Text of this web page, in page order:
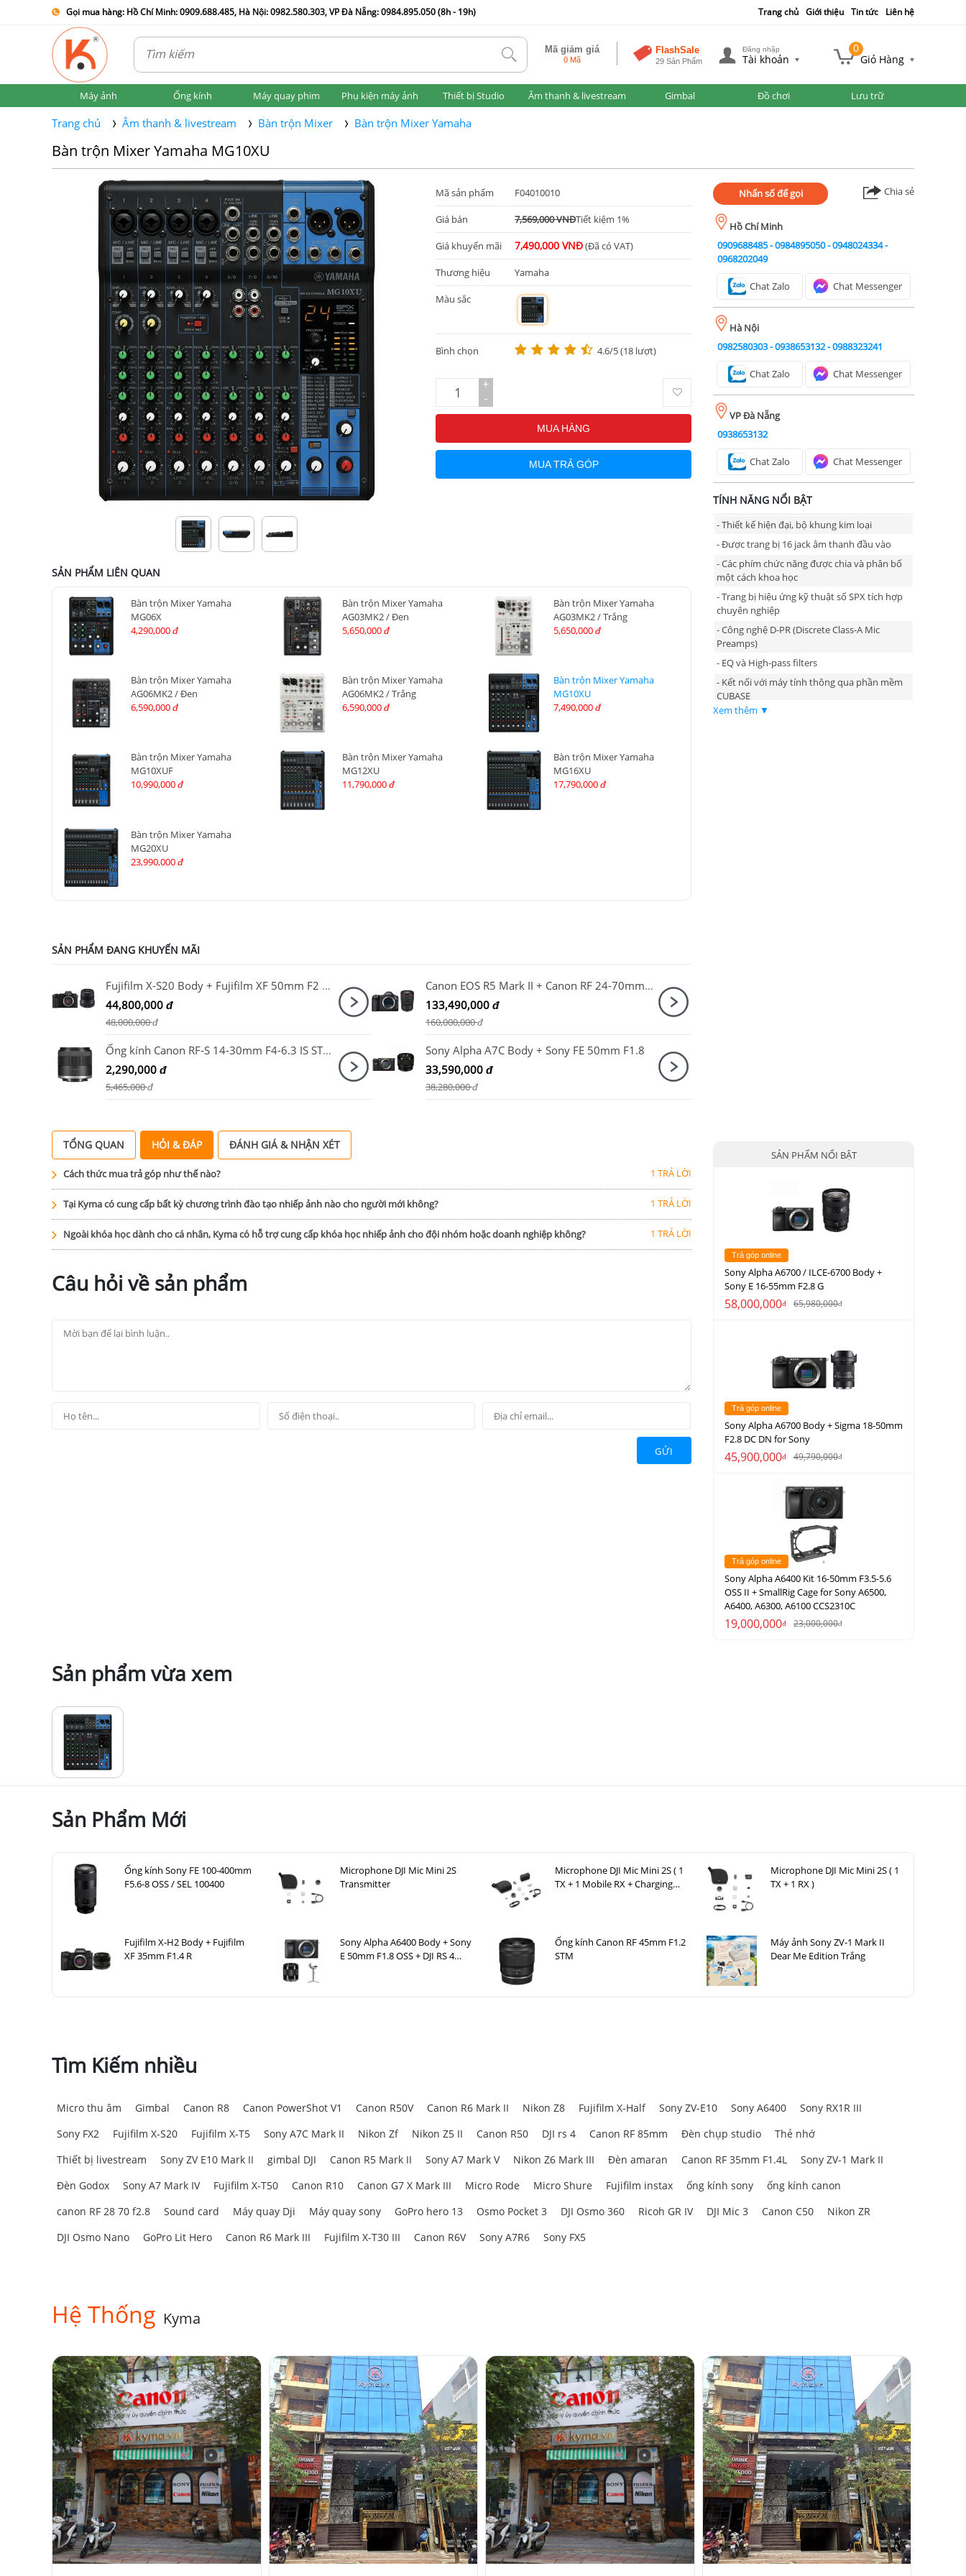
Gọi mua hàng: Hồ Chí Minh: 0909.688.485, Hà Nội: 0982.580.303, VP Đà Nẵng: 0984.895.050 (8h - 19h) Trang chủ Giới thiệu Tin tức Liên hệ
tlk Mã giảm giá
0 Mã
FlashSale
29 Sản Phẩm
Đăng nhập
Tài khoản
0
Giỏ Hàng
Máy ảnh Ống kính Máy quay phim Phụ kiện máy ảnh Thiết bị Studio Âm thanh & livestream Gimbal Đồ chơi Lưu trữ
Trang chủ Âm thanh & livestream Bàn trộn Mixer Bàn trộn Mixer Yamaha
Bàn trộn Mixer Yamaha MG10XU
Mã sản phẩm F04010010
Giá bán 7,569,000 VNĐTiết kiệm 1%
Giá khuyến mãi 7,490,000 VNĐ(Đã có VAT)
Thương hiệu Yamaha
Màu sắc
m
Bình chọn 4.6/5 (18 lượt)
+
-
MUA HÀNG
MUA TRẢ GÓP
SẢN PHẨM LIÊN QUAN
Bàn trộn Mixer Yamaha
MG06X
4,290,000 đ
Bàn trộn Mixer Yamaha
AG03MK2 / Đen
5,650,000 đ
Bàn trộn Mixer Yamaha
AG03MK2 / Trắng
5,650,000 đ
Bàn trộn Mixer Yamaha
AG06MK2 / Đen
6,590,000 đ
Bàn trộn Mixer Yamaha
AG06MK2 / Trắng
6,590,000 đ
Bàn trộn Mixer Yamaha
MG10XU
7,490,000 đ
Bàn trộn Mixer Yamaha
MG10XUF
10,990,000 đ
Bàn trộn Mixer Yamaha
MG12XU
11,790,000 đ
Bàn trộn Mixer Yamaha
MG16XU
17,790,000 đ
Bàn trộn Mixer Yamaha
MG20XU
23,990,000 đ
SẢN PHẨM ĐANG KHUYẾN MÃI
Fujifilm X-S20 Body + Fujifilm XF 50mm F2 R WR
44,800,000 đ
48,000,000đ
Canon EOS R5 Mark II + Canon RF 24-70mm F2.8 L IS USM
133,490,000 đ
160,000,000đ
Ống kính Canon RF-S 14-30mm F4-6.3 IS STM PZ
2,290,000 đ
5,465,000đ
Sony Alpha A7C Body + Sony FE 50mm F1.8
33,590,000 đ
38,280,000đ
Nhấn số để gọi Chia sẻ
Hồ Chí Minh
0909688485-0984895050-0948024334-
0968202049
Chat Zalo Chat Messenger
Hà Nội
0982580303-0938653132-0988323241
Chat Zalo Chat Messenger
VP Đà Nẵng
0938653132
Chat Zalo Chat Messenger
TÍNH NĂNG NỔI BẬT
- Thiết kế hiện đại, bộ khung kim loại
- Được trang bị 16 jack âm thanh đầu vào
- Các phím chức năng được chia và phân bố
một cách khoa học
- Trang bị hiệu ứng kỹ thuật số SPX tích hợp
chuyên nghiệp
- Công nghệ D-PR (Discrete Class-A Mic
Preamps)
- EQ và High-pass filters
- Kết nối với máy tính thông qua phần mềm
CUBASE
- Tích hợp cổng kết nối USB
Xem thêm ▼
TỔNG QUAN HỎI & ĐÁP ĐÁNH GIÁ & NHẬN XÉT
Cách thức mua trả góp như thế nào? 1 TRẢ LỜI
Tại Kyma có cung cấp bất kỳ chương trình đào tạo nhiếp ảnh nào cho người mới không? 1 TRẢ LỜI
Ngoài khóa học dành cho cá nhân, Kyma có hỗ trợ cung cấp khóa học nhiếp ảnh cho đội nhóm hoặc doanh nghiệp không? 1 TRẢ LỜI
Câu hỏi về sản phẩm
GỬI
SẢN PHẨM NỔI BẬT
Trả góp online
Sony Alpha A6700 / ILCE-6700 Body +
Sony E 16-55mm F2.8 G
58,000,000đ 65,980,000đ
Trả góp online
Sony Alpha A6700 Body + Sigma 18-50mm
F2.8 DC DN for Sony
45,900,000đ 49,790,000đ
Trả góp online
Sony Alpha A6400 Kit 16-50mm F3.5-5.6
OSS II + SmallRig Cage for Sony A6500,
A6400, A6300, A6100 CCS2310C
19,000,000đ 23,000,000đ
Sản phẩm vừa xem
Sản Phẩm Mới
Ống kính Sony FE 100-400mm
F5.6-8 OSS / SEL 100400
Microphone DJI Mic Mini 2S
Transmitter
Microphone DJI Mic Mini 2S ( 1
TX + 1 Mobile RX + Charging
Microphone DJI Mic Mini 2S ( 1
TX + 1 RX )
Fujifilm X-H2 Body + Fujifilm
XF 35mm F1.4 R
Sony Alpha A6400 Body + Sony
E 50mm F1.8 OSS + DJI RS 4
Ống kính Canon RF 45mm F1.2
STM
Máy ảnh Sony ZV-1 Mark II
Dear Me Edition Trắng
Tìm Kiếm nhiều
Micro thu âm Gimbal Canon R8 Canon PowerShot V1 Canon R50V Canon R6 Mark II Nikon Z8 Fujifilm X-Half Sony ZV-E10 Sony A6400
Sony RX1R III
Sony FX2
Fujifilm X-S20 Fujifilm X-T5 Sony A7C Mark II Nikon Zf Nikon Z5 II Canon R50 DJI rs 4 Canon RF 85mm Đèn chụp studio
Thẻ nhớ
Thiết bị livestream
Sony ZV E10 Mark II gimbal DJI Canon R5 Mark II Sony A7 Mark V Nikon Z6 Mark III Đèn amaran Canon RF 35mm F1.4L
Sony ZV-1 Mark II
Đèn Godox
Sony A7 Mark IV Fujifilm X-T50 Canon R10 Canon G7 X Mark III Micro Rode Micro Shure Fujifilm instax ống kính sony
ống kính canon
canon RF 28 70 f2.8
Sound card Máy quay Dji Máy quay sony GoPro hero 13 Osmo Pocket 3 DJI Osmo 360 Ricoh GR IV DJI Mic 3 Canon C50
Nikon ZR
DJI Osmo Nano
GoPro Lit Hero Canon R6 Mark III Fujifilm X-T30 III Canon R6V Sony A7R6 Sony FX5
Hệ Thống Kyma